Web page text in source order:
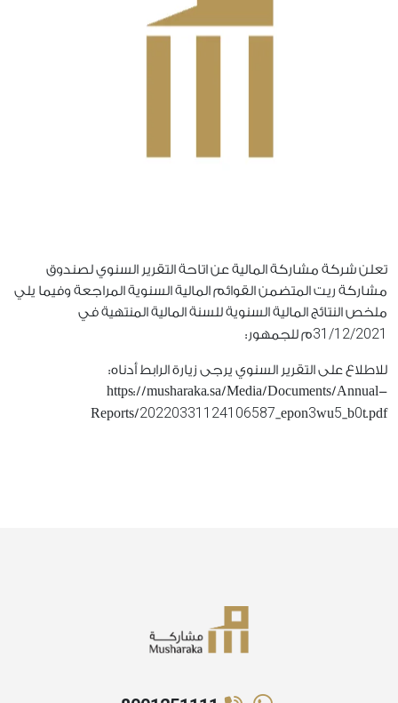
تعلن شركة مشاركة المالية عن اتاحة التقرير السنوي لصندوق
مشاركة ريت المتضمن القوائم المالية السنوية المراجعة وفيما يلي
ملخص النتائج المالية السنوية للسنة المالية المنتهية في
31/12/2021م للجمهور:
للاطلاع على التقرير السنوي يرجى زيارة الرابط أدناه:
https://musharaka.sa/Media/Documents/Annual-
Reports/20220331124106587 _epon3wu5 _b0t.pdf